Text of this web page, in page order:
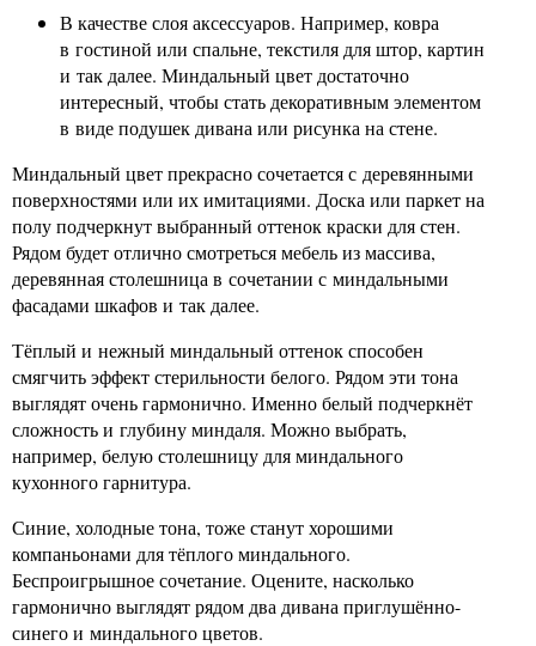
В качестве слоя аксессуаров. Например, ковра
в гостиной или спальне, текстиля для штор, картин
и так далее. Миндальный цвет достаточно
интересный, чтобы стать декоративным элементом
в виде подушек дивана или рисунка на стене.
Миндальный цвет прекрасно сочетается с деревянными
поверхностями или их имитациями. Доска или паркет на
полу подчеркнут выбранный оттенок краски для стен.
Рядом будет отлично смотреться мебель из массива,
деревянная столешница в сочетании с миндальными
фасадами шкафов и так далее.
Тёплый и нежный миндальный оттенок способен
смягчить эффект стерильности белого. Рядом эти тона
выглядят очень гармонично. Именно белый подчеркнёт
сложность и глубину миндаля. Можно выбрать,
например, белую столешницу для миндального
кухонного гарнитура.
Синие, холодные тона, тоже станут хорошими
компаньонами для тёплого миндального.
Беспроигрышное сочетание. Оцените, насколько
гармонично выглядят рядом два дивана приглушённо-
синего и миндального цветов.